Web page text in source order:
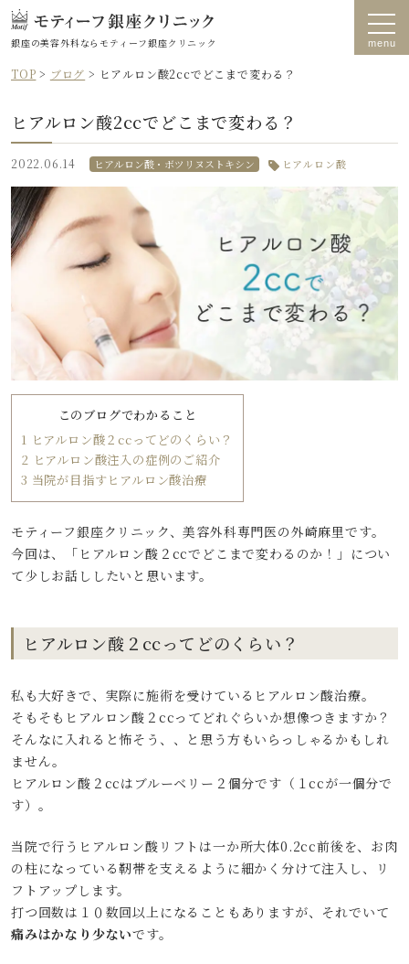
銀座の美容外科なら モティーフ銀座クリニック
TOP > ブログ > ヒアルロン酸2ccでどこまで変わる？
ヒアルロン酸2ccでどこまで変わる？
2022.06.14 ヒアルロン酸・ボツリヌストキシン ヒアルロン酸
このブログでわかること
1 ヒアルロン酸２ccってどのくらい？
2 ヒアルロン酸注入の症例のご紹介
3 当院が目指すヒアルロン酸治療
モティーフ銀座クリニック、美容外科専門医の外崎麻里です。
今回は、「ヒアルロン酸２ccでどこまで変わるのか！」につい
て少しお話ししたいと思います。
ヒアルロン酸２ccってどのくらい？
私も大好きで、実際に施術を受けているヒアルロン酸治療。
そもそもヒアルロン酸２ccってどれぐらいか想像つきますか？
そんなに入れると怖そう、、と思う方もいらっしゃるかもしれ
ません。
ヒアルロン酸２ccはブルーベリー２個分です（１ccが一個分で
す）。
当院で行うヒアルロン酸リフトは一か所大体0.2cc前後を、お肉
の柱になっている靭帯を支えるように細かく分けて注入し、リ
フトアップします。
打つ回数は１０数回以上になることもありますが、それでいて
痛みはかなり少ないです。